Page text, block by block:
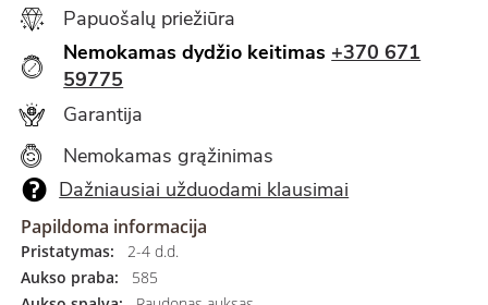
Papuošalų priežiūra
Nemokamas dydžio keitimas +370 671
59775
Garantija
Nemokamas grąžinimas
Dažniausiai užduodami klausimai
Papildoma informacija
Pristatymas:
2-4 d.d.
Aukso praba:
585